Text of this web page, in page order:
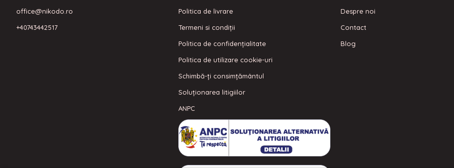
office@nikodo.ro
+40743442517
Politica de livrare
Termeni si condiţii
Politica de confidenţialitate
Politica de utilizare cookie-uri
Schimbă-ți consimțământul
Soluționarea litigiilor
ANPC
Despre noi
Contact
Blog